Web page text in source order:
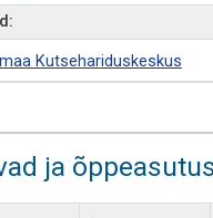
Kutsehariduskeskus
ja